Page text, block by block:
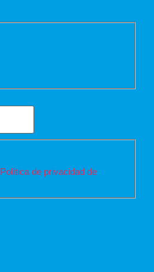
Política de privacidad de